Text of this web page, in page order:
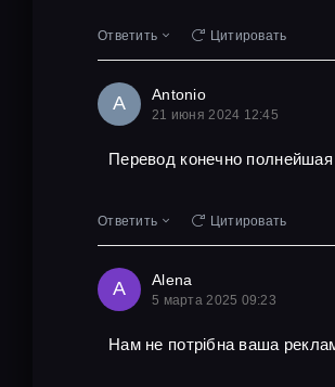
Ответить Цитировать
A Antonio
21 июня 2024 12:45
Перевод конечно
Ответить Цитировать
A Alena
5 марта 2025 09:23
Нам не потрібна ваша